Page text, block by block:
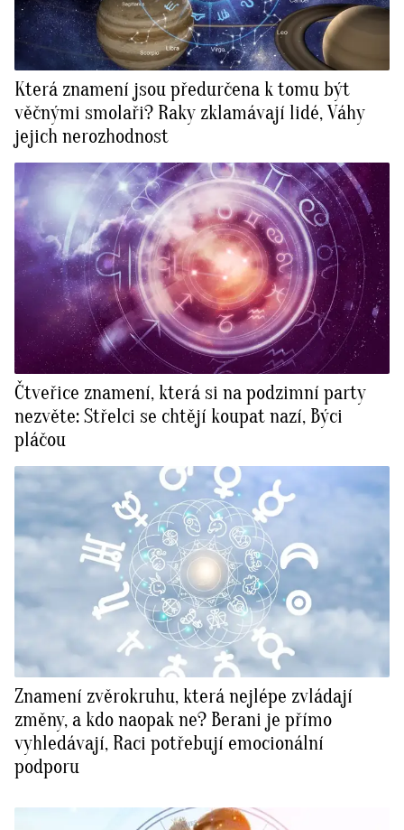
Která znamení jsou předurčena k tomu být
věčnými smolaři? Raky zklamávají lidé, Váhy
jejich nerozhodnost
Čtveřice znamení, která si na podzimní party
nezvěte: Střelci se chtějí koupat nazí, Býci
pláčou
Znamení zvěrokruhu, která nejlépe zvládají
změny, a kdo naopak ne? Berani je přímo
vyhledávají, Raci potřebují emocionální
podporu